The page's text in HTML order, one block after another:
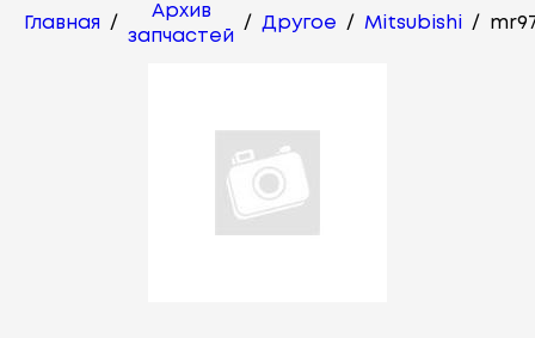
Главная /
Архив
запчастей
/ Другое / Mitsubishi /